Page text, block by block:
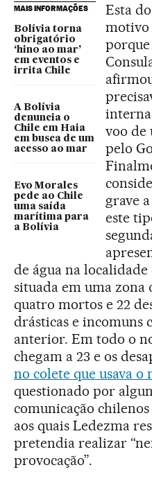
MAIS INFORMAÇÕES
Bolívia torna
obrigatório
‘hino ao mar’
em eventos e
irrita Chile
A Bolívia
denuncia o
Chile em Haia
em busca de um
acesso ao mar
Evo Morales
pede ao Chile
uma saída
marítima para
a Bolívia
Esta
motivo
voo de
pelo
grave
este
de água na
situada em uma
quatro mortos e 22
drásticas e incomuns
anterior. Em todo o
chegam a 23 e os
no colete que usava
questionado por
comunicação
aos quais Ledezma
pretendia realizar
provocação”.